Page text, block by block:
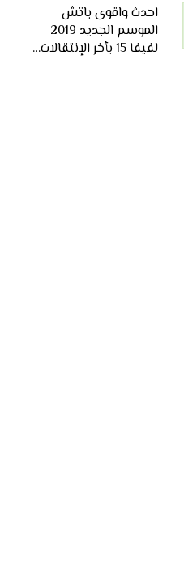
احدث واقوى باتش
الموسم الجديد 2019
لفيفا 15 بأخر الإنتقالات…